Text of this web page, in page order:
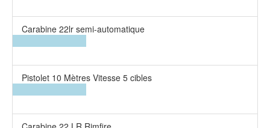
Carabine 22lr semi-automatique
Pistolet 10 Mètres Vitesse 5 cibles